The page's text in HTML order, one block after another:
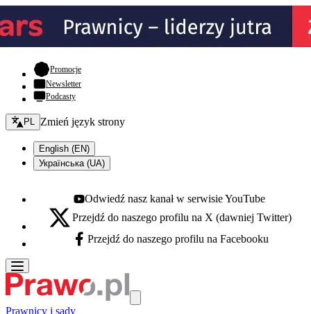
Promocje- otwiera się w nowej karcie
Newsletter
Podcasty
Zmień język - bieżący:
PL Zmień język strony
English (EN)
Українська (UA)
Youtube - otwiera się w nowej karcie
Odwiedź nasz kanał w serwisie YouTube
X - otwiera się w nowej karcie
Przejdź do naszego profilu na X (dawniej Twitter)
Facebook - otwiera się w nowej karcie
Przejdź do naszego profilu na Facebooku
Prawnicy i sądy